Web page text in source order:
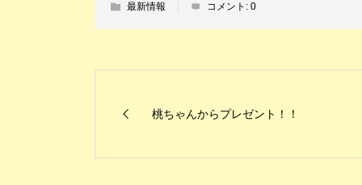
最新情報 コメント: 0
桃ちゃんからプレゼント！！